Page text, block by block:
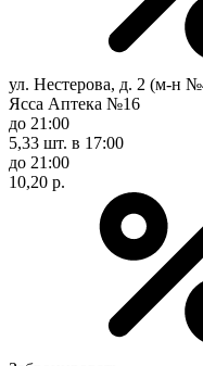
ул. Нестерова, д. 2 (м-н
Ясса Аптека №16
до 21:00
5,33 шт. в 17:00
до 21:00
10,20 р.